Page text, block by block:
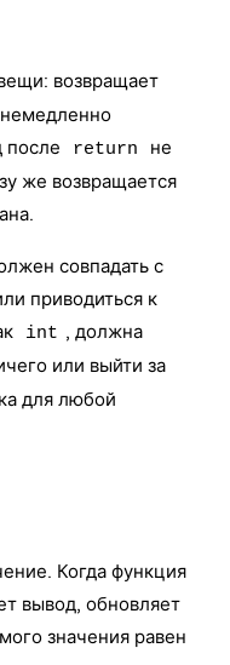
возвращает
после
return
не
же возвращается
совпадать с
приводиться к
int , должна
или выйти за
для любой
Когда функция
вывод, обновляет
значения равен